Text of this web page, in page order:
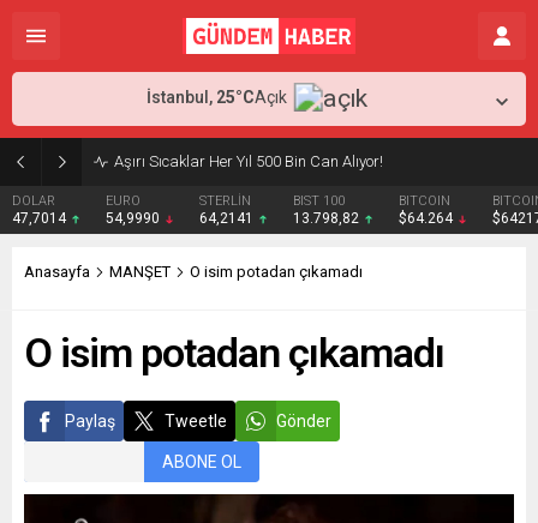
Aşırı Sıcaklar Her Yıl 500 Bin Can Alıyor!
DOLAR
47,7014
EURO
54,9990
STERLİN
64,2141
BIST 100
13.798,82
BITCOIN
$64.264
İstanbul, 25°CAçık
Anasayfa MANŞET O isim potadan çıkamadı
O isim potadan çıkamadı
Paylaş Tweetle Gönder
ABONE OL